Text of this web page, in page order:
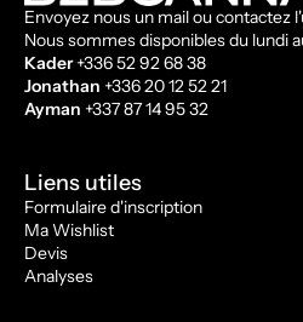
Envoyez nous un mail ou contactez
Nous sommes disponibles du lundi
Kader+336 52 92 68 38
Jonathan +336 20 12 52 21
Ayman +337 87 14 95 32
Liens utiles
Formulaire d'inscription
Ma Wishlist
Devis
Analyses